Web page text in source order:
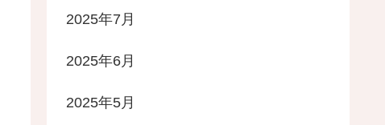
2025年7月
2025年6月
2025年5月